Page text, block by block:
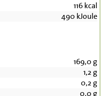
116kcal
490 kJoule
169,0 g
1,2 g
0,2 g
0,0 g